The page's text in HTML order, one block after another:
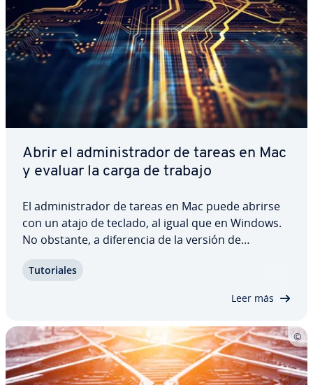
Abrir el ad­mi­ni­s­tra­dor de tareas en Mac
y evaluar la carga de trabajo
El ad­mi­ni­s­tra­dor de tareas en Mac puede abrirse
con un atajo de teclado, al igual que en Windows.
No obstante, a di­fe­re­n­cia de la versión de
de inmediato. Si quieres controlar tu uso de la
Tu­to­ria­les
Leer más